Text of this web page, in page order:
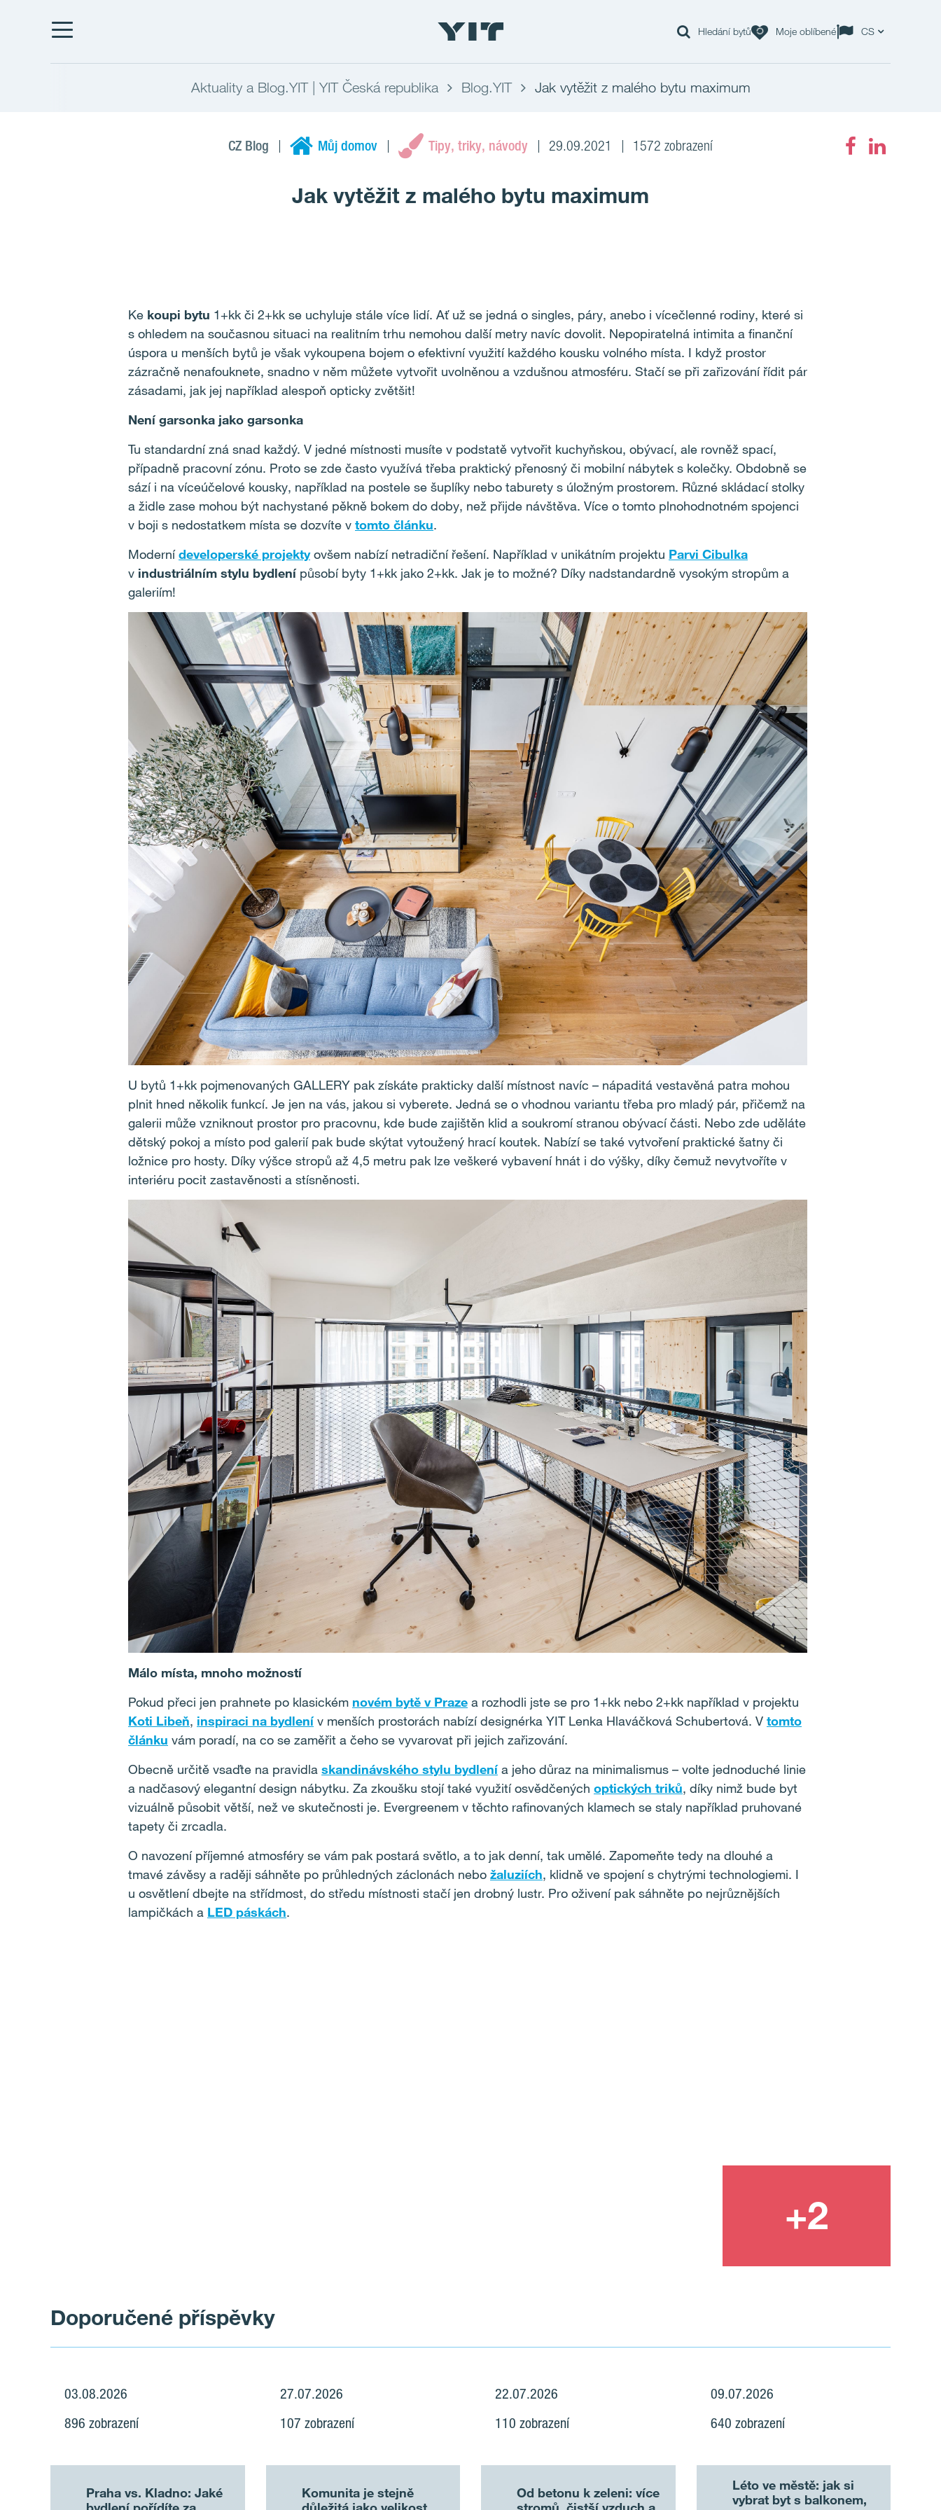
Hledání bytů Moje oblíbené CS
Aktuality a Blog.YIT | YIT Česká republika Blog.YIT Jak vytěžit z malého bytu maximum
CZ Blog Můj domov Tipy, triky, návody 29.09.2021 1572 zobrazení
Jak vytěžit z malého bytu maximum
Ke koupi bytu 1+kk či 2+kk se uchyluje stále více lidí. Ať už se jedná o singles, páry, anebo i vícečlenné rodiny, které si
s ohledem na současnou situaci na realitním trhu nemohou další metry navíc dovolit. Nepopiratelná intimita a finanční
úspora u menších bytů je však vykoupena bojem o efektivní využití každého kousku volného místa. I když prostor
zázračně nenafouknete, snadno v něm můžete vytvořit uvolněnou a vzdušnou atmosféru. Stačí se při zařizování řídit pár
zásadami, jak jej například alespoň opticky zvětšit!
Není garsonka jako garsonka
Tu standardní zná snad každý. V jedné místnosti musíte v podstatě vytvořit kuchyňskou, obývací, ale rovněž spací,
případně pracovní zónu. Proto se zde často využívá třeba praktický přenosný či mobilní nábytek s kolečky. Obdobně se
sází i na víceúčelové kousky, například na postele se šuplíky nebo taburety s úložným prostorem. Různé skládací stolky
a židle zase mohou být nachystané pěkně bokem do doby, než přijde návštěva. Více o tomto plnohodnotném spojenci
v boji s nedostatkem místa se dozvíte v tomto článku.
Modernídeveloperské projektyovšem nabízí netradiční řešení. Například v unikátním projektu Parvi Cibulka
v industriálním stylu bydlenípůsobí byty 1+kk jako 2+kk. Jak je to možné? Díky nadstandardně vysokým stropům a
galeriím!
U bytů 1+kk pojmenovaných GALLERY pak získáte prakticky další místnost navíc – nápaditá vestavěná patra mohou
plnit hned několik funkcí. Je jen na vás, jakou si vyberete. Jedná se o vhodnou variantu třeba pro mladý pár, přičemž na
galerii může vzniknout prostor pro pracovnu, kde bude zajištěn klid a soukromí stranou obývací části. Nebo zde uděláte
dětský pokoj a místo pod galerií pak bude skýtat vytoužený hrací koutek. Nabízí se také vytvoření praktické šatny či
ložnice pro hosty. Díky výšce stropů až 4,5 metru pak lze veškeré vybavení hnát i do výšky, díky čemuž nevytvoříte v
interiéru pocit zastavěnosti a stísněnosti.
Málo místa, mnoho možností
Pokud přeci jen prahnete po klasickém novém bytě v Praze a rozhodli jste se pro 1+kk nebo 2+kk například v projektu
Koti Libeň, inspiraci na bydlenív menších prostorách nabízí designérka YIT Lenka Hlaváčková Schubertová. V tomto
článku vám poradí, na co se zaměřit a čeho se vyvarovat při jejich zařizování.
Obecně určitě vsaďte na pravidla skandinávského stylu bydlenía jeho důraz na minimalismus – volte jednoduché linie
a nadčasový elegantní design nábytku. Za zkoušku stojí také využití osvědčených optických triků, díky nimž bude byt
vizuálně působit větší, než ve skutečnosti je. Evergreenem v těchto rafinovaných klamech se staly například pruhované
tapety či zrcadla.
O navození příjemné atmosféry se vám pak postará světlo, a to jak denní, tak umělé. Zapomeňte tedy na dlouhé a
tmavé závěsy a raději sáhněte po průhledných záclonách nebo žaluziích, klidně ve spojení s chytrými technologiemi. I
u osvětlení dbejte na střídmost, do středu místnosti stačí jen drobný lustr. Pro oživení pak sáhněte po nejrůznějších
lampičkách a LED páskách.
Doporučené příspěvky
03.08.2026
896 zobrazení
Praha vs. Kladno: Jaké
27.07.2026
107 zobrazení
Komunita je stejně
22.07.2026
110 zobrazení
Od betonu k zeleni: více
09.07.2026
640 zobrazení
Léto ve městě: jak si
vybrat byt s balkonem,